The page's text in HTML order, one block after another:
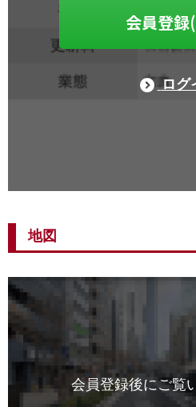
会員登録
ログ
地図
会員登録後にご覧